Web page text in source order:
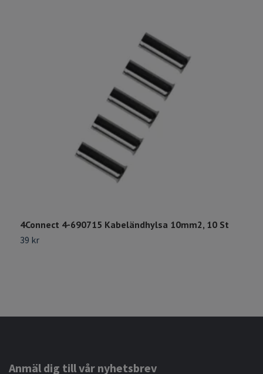
4Connect 4-690715 Kabeländhylsa 10mm2, 10 St
39 kr
Anmäl dig till vår nyhetsbrev